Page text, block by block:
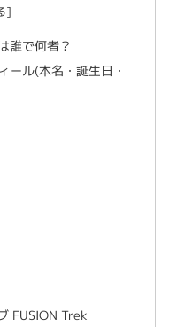
誰で何者？
ール(本名・誕生日・
FUSION Trek